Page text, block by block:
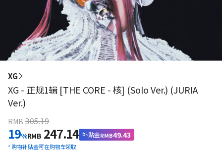
XG
XG - 正规1辑 [THE CORE - 核] (Solo Ver.) (JURIA
Ver.)
RMB 305.19
19%RMB 247.14 补贴金RMB49.43
*购物补贴金可在购物车领取